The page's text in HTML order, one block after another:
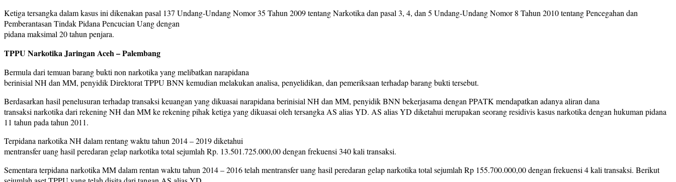
Ketiga tersangka dalam kasus ini dikenakan pasal 137 Undang-Undang Nomor 35 Tahun 2009 tentang Narkotika dan pasal 3, 4, dan 5 Undang-Undang Nomor 8 Tahun 2010 tentang Pencegahan dan
Pemberantasan Tindak Pidana Pencucian Uang dengan
pidana maksimal 20 tahun penjara.
TPPU Narkotika Jaringan Aceh – Palembang
Bermula dari temuan barang bukti non narkotika yang melibatkan narapidana
berinisial NH dan MM, penyidik Direktorat TPPU BNN kemudian melakukan analisa, penyelidikan, dan pemeriksaan terhadap barang bukti tersebut.
Berdasarkan hasil penelusuran terhadap transaksi keuangan yang dikuasai narapidana berinisial NH dan MM, penyidik BNN bekerjasama dengan PPATK mendapatkan adanya aliran dana
transaksi narkotika dari rekening NH dan MM ke rekening pihak ketiga yang dikuasai oleh tersangka AS alias YD. AS alias YD diketahui merupakan seorang residivis kasus narkotika dengan hukuman pidana
11 tahun pada tahun 2011.
Terpidana narkotika NH dalam rentang waktu tahun 2014 – 2019 diketahui
mentransfer uang hasil peredaran gelap narkotika total sejumlah Rp. 13.501.725.000,00 dengan frekuensi 340 kali transaksi.
Sementara terpidana narkotika MM dalam rentan waktu tahun 2014 – 2016 telah mentransfer uang hasil peredaran gelap narkotika total sejumlah Rp 155.700.000,00 dengan frekuensi 4 kali transaksi. Berikut